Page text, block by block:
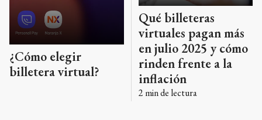
¿Cómo elegir
billetera virtual?
Qué billeteras
virtuales pagan más
en julio 2025 y cómo
rinden frente a la
inflación
2 min de lectura